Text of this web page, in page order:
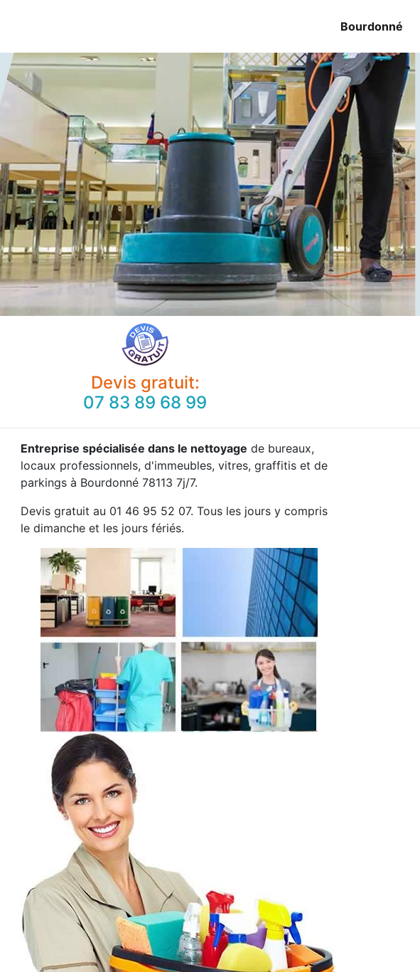
Bourdonné
Devis gratuit:
07 83 89 68 99
Entreprise spécialisée dans le nettoyage de bureaux,
locaux professionnels, d'immeubles, vitres, graffitis et de
parkings à Bourdonné 78113 7j/7.
Devis gratuit au 01 46 95 52 07. Tous les jours y compris
le dimanche et les jours fériés.